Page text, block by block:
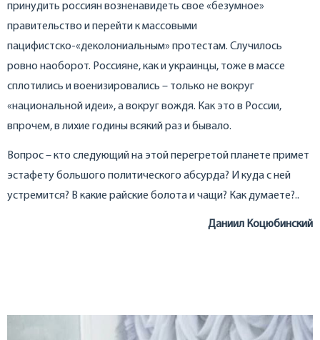
принудить россиян возненавидеть свое «безумное»
правительство и перейти к массовыми
пацифистско-«деколониальным» протестам. Случилось
ровно наоборот. Россияне, как и украинцы, тоже в массе
сплотились и военизировались – только не вокруг
«национальной идеи», а вокруг вождя. Как это в России,
впрочем, в лихие годины всякий раз и бывало.
Вопрос – кто следующий на этой перегретой планете примет
эстафету большого политического абсурда? И куда с ней
устремится? В какие райские болота и чащи? Как думаете?..
Даниил Коцюбинский